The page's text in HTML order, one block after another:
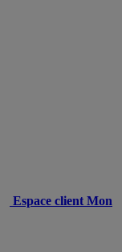
Espace client Mon